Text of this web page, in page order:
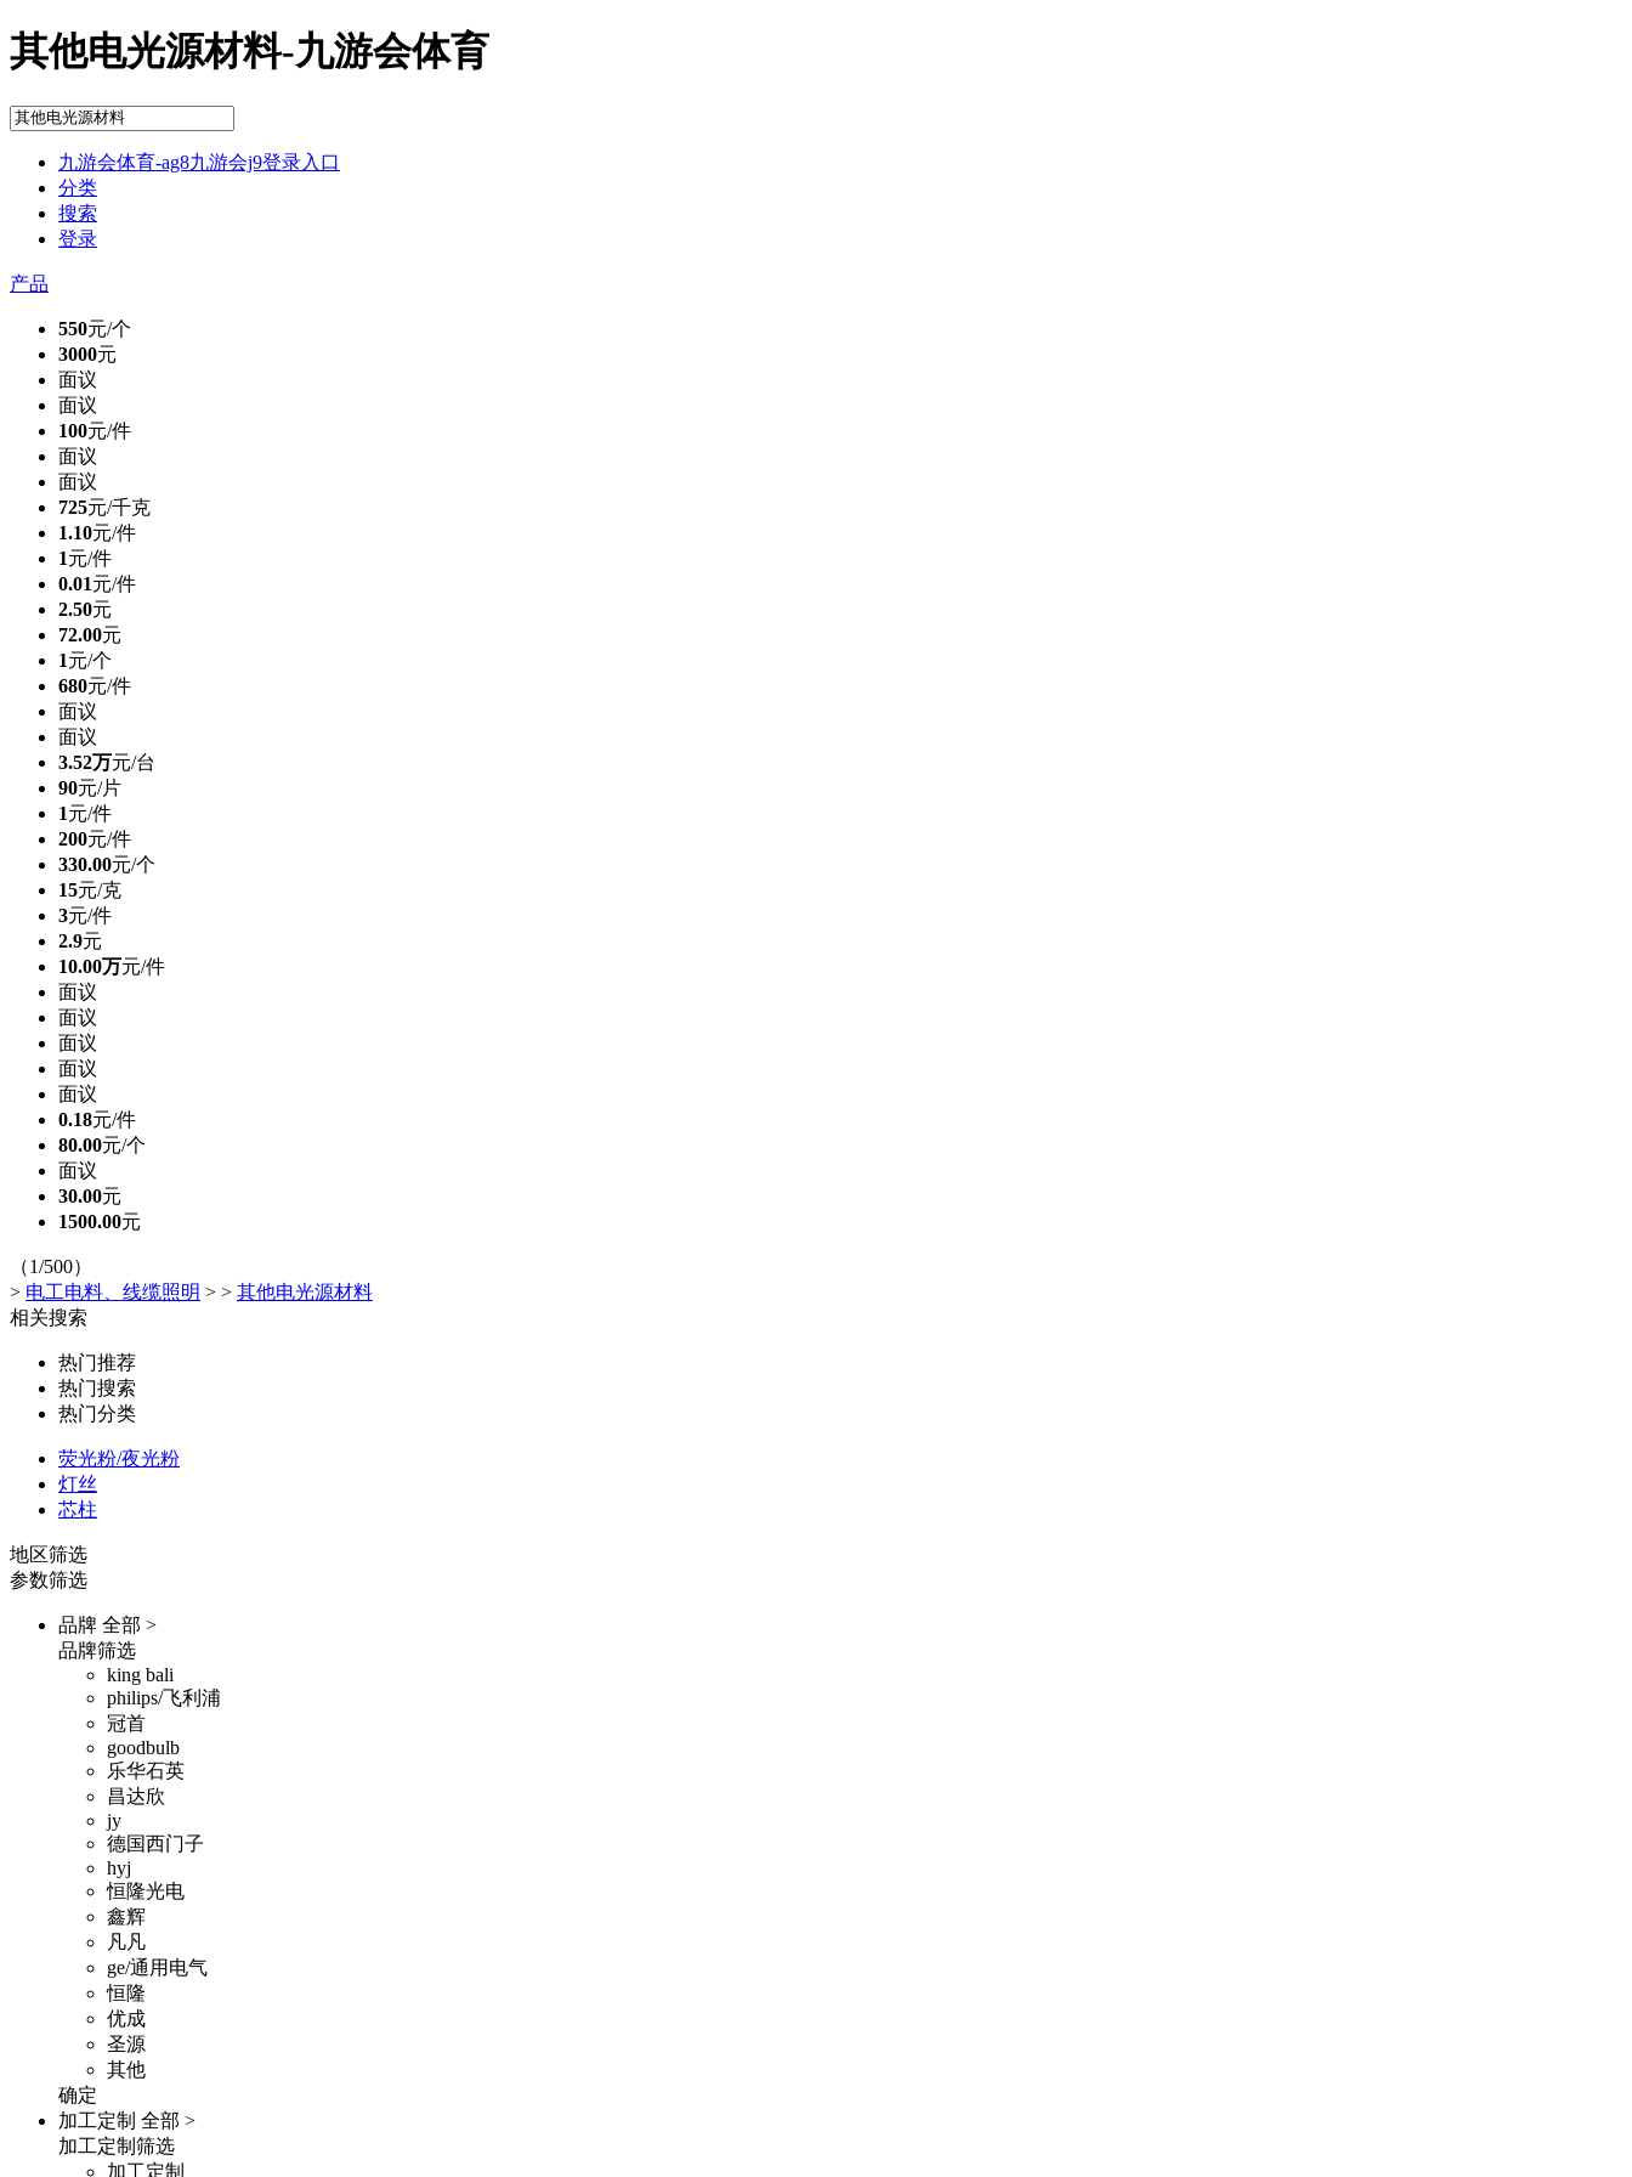
其他电光源材料-九游会体育
九游会体育-ag8九游会j9登录入口
分类
搜索
登录
产品
550元/个
3000元
面议
面议
100元/件
面议
面议
725元/千克
1.10元/件
1元/件
0.01元/件
2.50元
72.00元
1元/个
680元/件
面议
面议
3.52万元/台
90元/片
1元/件
200元/件
330.00元/个
15元/克
3元/件
2.9元
10.00万元/件
面议
面议
面议
面议
面议
0.18元/件
80.00元/个
面议
30.00元
1500.00元
（1/500）
> 电工电料、线缆照明 > > 其他电光源材料
相关搜索
热门推荐
热门搜索
热门分类
荧光粉/夜光粉
灯丝
芯柱
地区筛选
参数筛选
品牌 全部 >
品牌筛选
king bali
philips/飞利浦
冠首
goodbulb
乐华石英
昌达欣
jy
德国西门子
hyj
恒隆光电
鑫辉
凡凡
ge/通用电气
恒隆
优成
圣源
其他
确定
加工定制 全部 >
加工定制筛选
加工定制